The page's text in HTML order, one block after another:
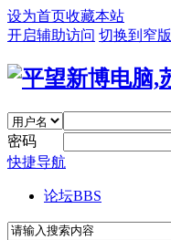
设为首页收藏本站
开启辅助访问 切换到窄版
密码
快捷导航
论坛BBS